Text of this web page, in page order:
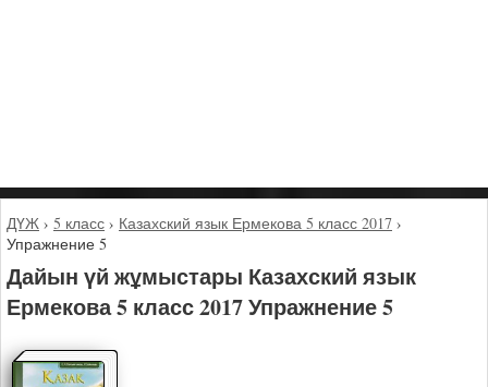
ДҮЖ › 5 класс › Казахский язык Ермекова 5 класс 2017 ›
Упражнение 5
Дайын үй жұмыстары Казахский язык
Ермекова 5 класс 2017 Упражнение 5